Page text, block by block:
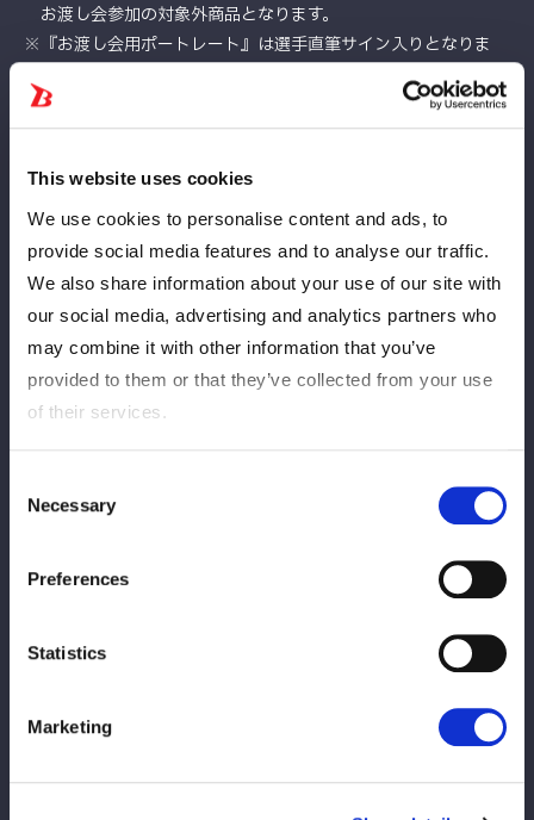
This website uses cookies
We use cookies to personalise content and ads, to
provide social media features and to analyse our traffic.
We also share information about your use of our site with
our social media, advertising and analytics partners who
may combine it with other information that you’ve
provided to them or that they’ve collected from your use
of their services.
Selection
Necessary
Preferences
Statistics
Marketing
お渡し会参加の対象外商品となります。
※『お渡し会用ポートレート』は選手直筆サイン入りとなりま
▼2026年6月7日（日）お渡し会用ポートレート
【お渡し会注意事項】
※選手・スタッフへの暴力行為、暴言、誹謗中傷、公序良俗に反
する発言等を確認した場合、
主催者判断にて該当のお客様に退場していただくことがございま
す。
その他、各種ルールをお守りいただけないお客様についても、悪
質を判断した場合には退場していただきます。
その際、入場料金の返金等はございません。あらかじめご了承く
※お時間および在庫に限りがございますため、定員に達し次第、
※公平かつ適正な運営のため、一度の参加につきポートレート購
※お会計後は、手になにも持たずお渡し会にご参加ください。
※スマートフォン等を取り出し選手に見せる、手渡そうとするな
※ファンレター、プレゼントなどあらゆる贈り物等はお受けでき
※選手への握手やボディータッチ等、身体的接触はお控えくださ